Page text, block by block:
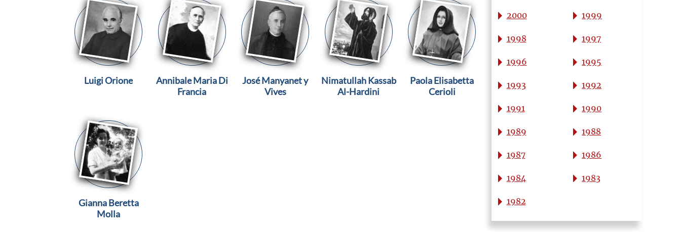
2000 1999
1998 1997
1996 1995
1993 1992
1991 1990
1989 1988
1987 1986
1984 1983
1982
Luigi Orione
Annibale Maria Di
Francia
José Manyanet y
Vives
Nimatullah Kassab
Al-Hardini
Paola Elisabetta
Cerioli
Gianna Beretta
Molla